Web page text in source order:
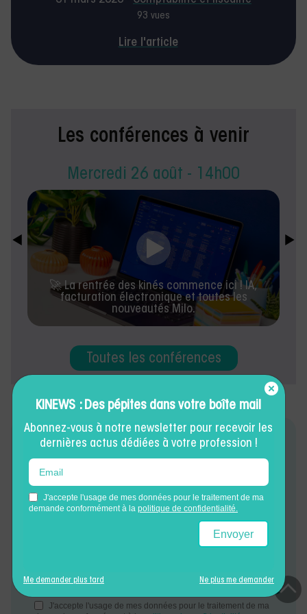
93 vues
Lire l'article
Les conférences à venir
Mercredi 26 août - 14h00
🚀 La rentrée des kinés commence ici ! IA,
facturation électronique et toutes les
nouveautés Milo.
Toutes les conférences
DES PÉPITES DANS VOTRE BOÎTE MAIL
Inscrivez-vous à notre newsletter pour recevoir 1
KINEWS : Des pépites dans votre boîte mail
Abonnez-vous à notre newsletter pour recevoir les
dernières actus dédiées à votre profession !
Me demander plus tard Ne plus me demander